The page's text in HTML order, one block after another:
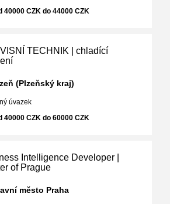
40000 CZK do 44000 CZK
TECHNIK | chladící
(Plzeňský kraj)
úvazek
40000 CZK do 60000 CZK
Intelligence Developer |
of Prague
město Praha